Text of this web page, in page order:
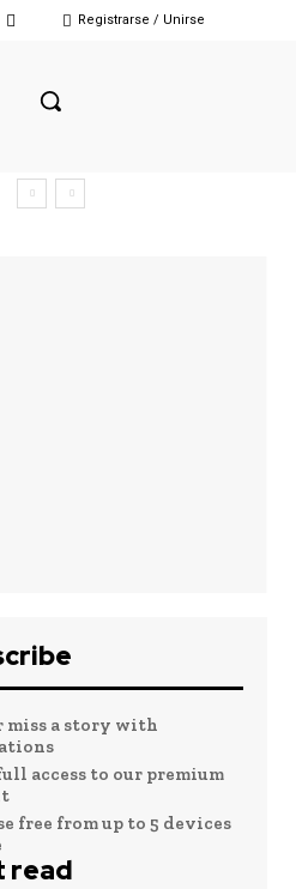
Registrarse / Unirse
miss a story with
access to our premium
free from up to 5 devices
read